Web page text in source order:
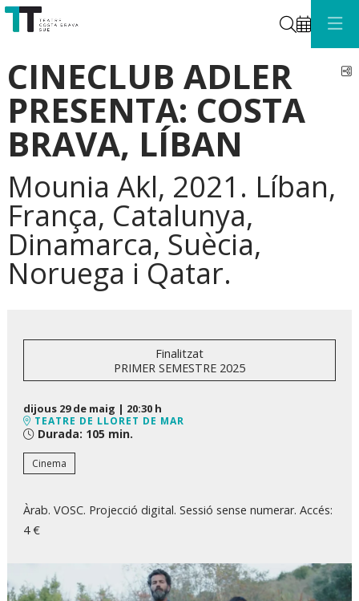
Cerca
CINECLUB ADLER
PRESENTA: COSTA
BRAVA, LÍBAN
Mounia Akl, 2021. Líban,
França, Catalunya,
Dinamarca, Suècia,
Noruega i Qatar.
Finalitzat
PRIMER SEMESTRE 2025
dijous 29 de maig | 20:30 h
TEATRE DE LLORET DE MAR
Durada: 105 min.
Cinema
Àrab. VOSC. Projecció digital. Sessió sense numerar. Accés:
4 €